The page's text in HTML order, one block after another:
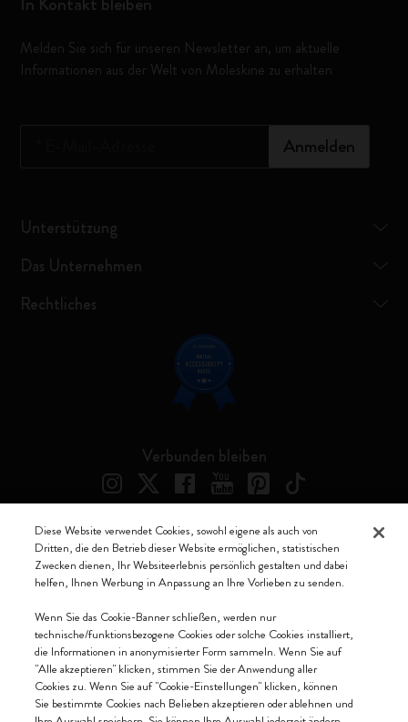
Melden Sie sich für unseren Newsletter an, um aktuelle
Informationen aus der Welt von Moleskine zu erhalten
Anmelden
Unterstützung
Das Unternehmen
Rechtliches
Verbunden bleiben
Wir akzeptieren
Moleskine ® ist ein eingetragenes Warenzeichen von Moleskine Srl a
socio unico
Italia - P. IVA / CCIAA n. 07234480965 - REA MI 1945400 - Cap.
Soc. €2.181.513,42
Diese Website verwendet Cookies, sowohl eigene als auch von
Dritten, die den Betrieb dieser Website ermöglichen, statistischen
Zwecken dienen, Ihr Websiteerlebnis persönlich gestalten und dabei
helfen, Ihnen Werbung in Anpassung an Ihre Vorlieben zu senden.
Wenn Sie das Cookie-Banner schließen, werden nur
technische/funktionsbezogene Cookies oder solche Cookies installiert,
die Informationen in anonymisierter Form sammeln. Wenn Sie auf
"Alle akzeptieren" klicken, stimmen Sie der Anwendung aller
Cookies zu. Wenn Sie auf "Cookie-Einstellungen" klicken, können
Sie bestimmte Cookies nach Belieben akzeptieren oder ablehnen und